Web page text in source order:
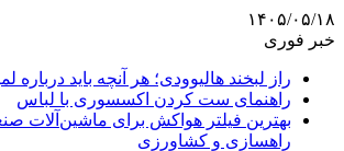
۱۴۰۵/۰۵/۱۸
خبر فوری
راز لبخند هالیوودی؛ هر آنچه باید درباره
راهنمای ست کردن اکسسوری با لباس
بهترین فیلتر هواکش برای ماشین‌آلات
راهسازی و کشاورزی